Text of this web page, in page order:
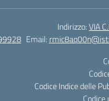
Indirizzo:VIA
Email:
Codice Indice delle
Codice